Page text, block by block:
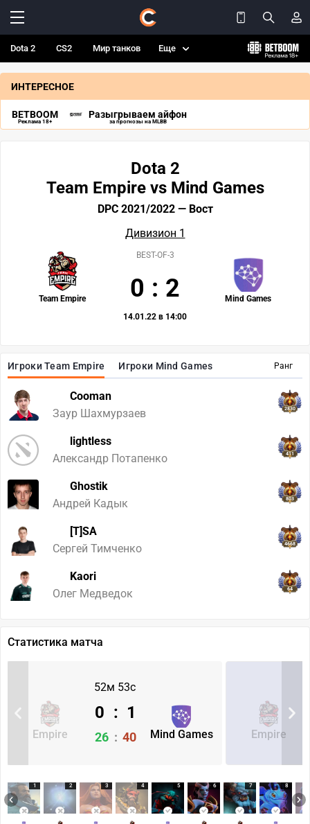
Dota 2 CS2 Мир танков Еще
ИНТЕРЕСНОЕ
BETBOOM
Реклама 18+
Разыгрываем айфон
за прогнозы на MLBB
Ранг
Игроки Team Empire Игроки Mind Games
Cooman
Заур Шахмурзаев
2830
lightless
Александр Потапенко
411
Ghostik
Андрей Кадык
803
[T]SA
Сергей Тимченко
4668
Kaori
Олег Медведок
64
Dota 2
Team Empire vs Mind Games
DPC 2021/2022 — Вост
Дивизион 1
Team Empire Mind Games
BEST-OF-3
0 : 2
14.01.22 в 14:00
Статистика матча
52м 53с
Empire Mind Games
0 : 1
26 : 40 Empire
1 2 3 4 5 6 7 8